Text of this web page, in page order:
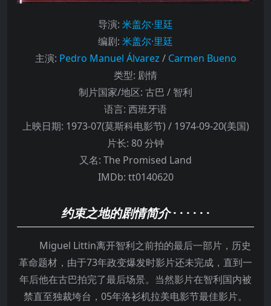
导演: 米盖尔·里廷
编剧: 米盖尔·里廷
主演: Pedro Manuel Álvarez / Carmen Bueno
类型: 剧情
制片国家/地区: 古巴 / 智利
语言: 西班牙语
上映日期: 1973-07(莫斯科电影节) / 1974-09-20(美国)
片长: 80 分钟
又名: The Promised Land
IMDb: tt0140620
约束之地的剧情简介· · · · · ·
Miguel Littin离开智利之前拍的最后一部片，历史
革命题材，由于73年政变爆发时影片还未完成，直到一
年后他在古巴拍完了最后场景。当然影片在智利国内被
禁直至独裁垮台，05年洛衫机拉美电影节最佳影片。